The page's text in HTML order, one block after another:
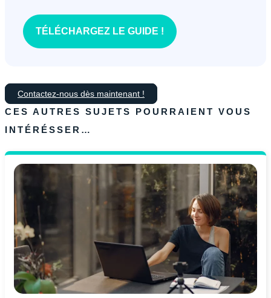
TÉLÉCHARGEZ LE GUIDE !
Contactez-nous dès maintenant !
CES AUTRES SUJETS POURRAIENT VOUS
INTÉRÉSSER…